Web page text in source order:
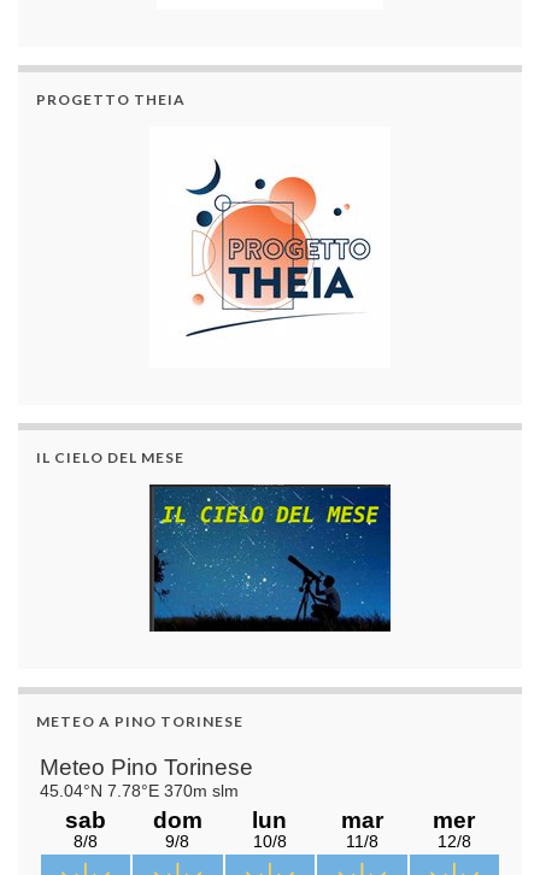
PROGETTO THEIA
IL CIELO DEL MESE
METEO A PINO TORINESE